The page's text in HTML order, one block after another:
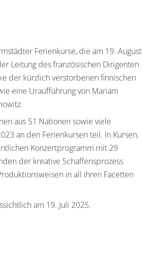
Ferienkurse, die am 19. August
Leitung des französischen Dirigenten
der kürzlich verstorbenen finnischen
eine Uraufführung von Mariam
aus 51 Nationen sowie viele
an den Ferienkursen teil. In Kursen,
Konzertprogramm mit 29
der kreative Schaffensprozess
in all ihren Facetten
am 19. Juli 2025.